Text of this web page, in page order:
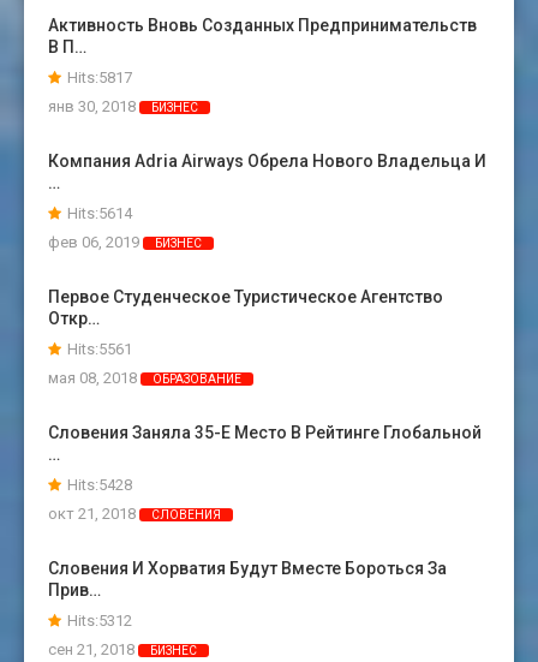
Активность Вновь Созданных Предпринимательств
В П…
Hits:5817
янв 30, 2018
БИЗНЕС
Компания Adria Airways Обрела Нового Владельца И
…
Hits:5614
фев 06, 2019
БИЗНЕС
Первое Студенческое Туристическое Агентство
Откр…
Hits:5561
мая 08, 2018
ОБРАЗОВАНИЕ
Словения Заняла 35-Е Место В Рейтинге Глобальной
…
Hits:5428
окт 21, 2018
СЛОВЕНИЯ
Словения И Хорватия Будут Вместе Бороться За
Прив…
Hits:5312
сен 21, 2018
БИЗНЕС